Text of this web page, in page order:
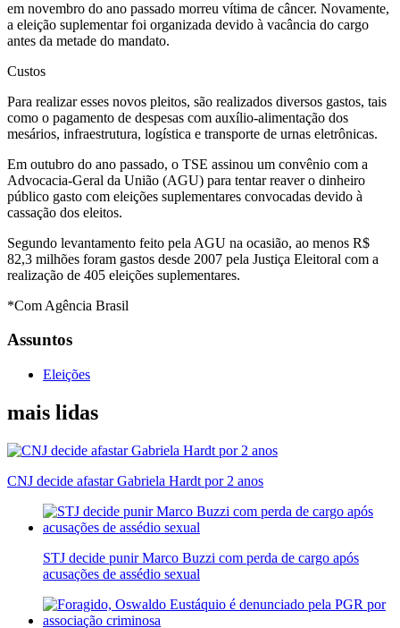
em novembro do ano passado morreu vítima de câncer. Novamente,
a eleição suplementar foi organizada devido à vacância do cargo
antes da metade do mandato.
Custos
Para realizar esses novos pleitos, são realizados diversos gastos, tais
como o pagamento de despesas com auxílio-alimentação dos
mesários, infraestrutura, logística e transporte de urnas eletrônicas.
Em outubro do ano passado, o TSE assinou um convênio com a
Advocacia-Geral da União (AGU) para tentar reaver o dinheiro
público gasto com eleições suplementares convocadas devido à
cassação dos eleitos.
Segundo levantamento feito pela AGU na ocasião, ao menos R$
82,3 milhões foram gastos desde 2007 pela Justiça Eleitoral com a
realização de 405 eleições suplementares.
*Com Agência Brasil
Assuntos
Eleições
mais lidas
CNJ decide afastar Gabriela Hardt por 2 anos
STJ decide punir Marco Buzzi com perda de cargo após
acusações de assédio sexual